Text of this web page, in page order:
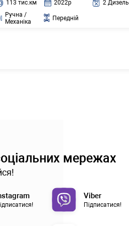
113 тис.км 2022р
2 Дизель
Ручна /
Механіка
Передній
мережах
Viber
Підписатися!